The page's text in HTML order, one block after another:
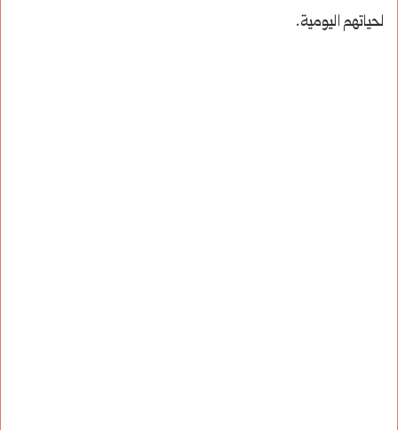
لحياتهم اليومية.